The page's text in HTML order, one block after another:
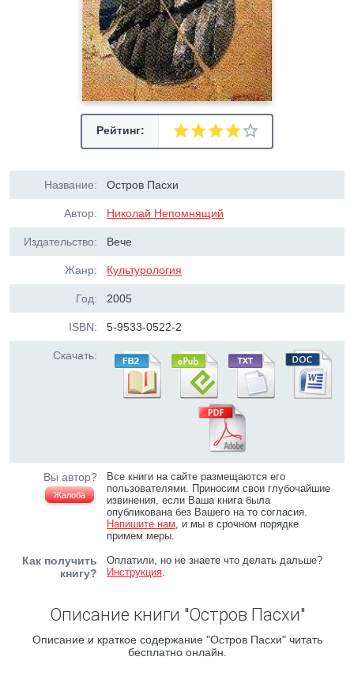
Рейтинг:
Название: Остров Пасхи
Автор: Николай Непомнящий
Издательство: Вече
Жанр: Культурология
Год: 2005
ISBN: 5-9533-0522-2
Скачать:
Вы автор?
Жалоба
Все книги на сайте размещаются его
пользователями. Приносим свои глубочайшие
извинения, если Ваша книга была
опубликована без Вашего на то согласия.
Напишите нам, и мы в срочном порядке
примем меры.
Как получить
книгу?
Оплатили, но не знаете что делать дальше?
Инструкция.
Описание книги "Остров Пасхи"
Описание и краткое содержание "Остров Пасхи" читать
бесплатно онлайн.